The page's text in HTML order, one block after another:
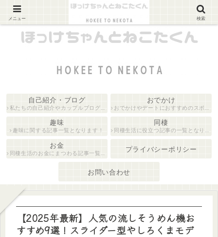
カップルブログ
自己紹介・ブログ
私たちの自己紹介やカップルブログに関する記事の一覧となります！
おでかけ
おでかけやデートにおすすめのスポットを紹介している記事一覧となります！
趣味
趣味に関する記事一覧となります！
同棲
同棲生活に役立つ記事の一覧となります！
お金
同棲生活のお金にまつわる記事一覧となります！ プライバシーポリシー
お問い合わせ
【2025年最新】人気の流しそうめん機お
すすめ9選！スライダー型やしろくまモデ
メニュー 検索